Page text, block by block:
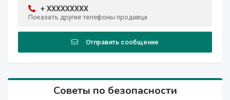
+ XXXXXXXXX
Показать другие телефоны продавца
Отправить сообщение
Советы по безопасности